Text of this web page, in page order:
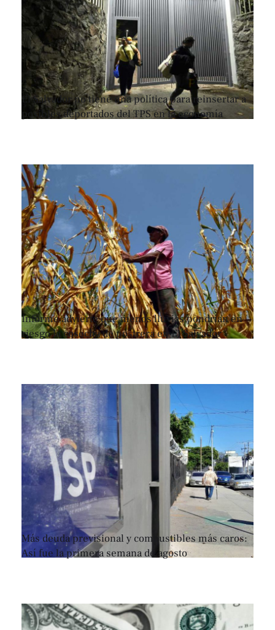
El Salvador no tiene una política para reinsertar a
posibles deportados del TPS en la economía
Informe advierte que menos lluvias pondrían en
riesgo la cosecha de postrera en El Salvador
Más deuda previsional y combustibles más caros:
Así fue la primera semana de agosto